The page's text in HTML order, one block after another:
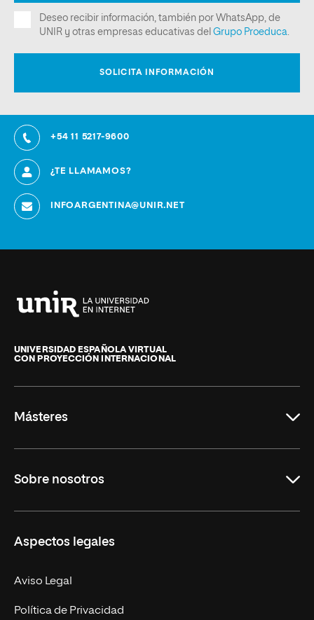
+54 11 5217-9600
¿TE LLAMAMOS?
INFOARGENTINA@UNIR.NET
de
La
UNIVERSIDAD ESPAÑOLA VIRTUAL
CON PROYECCIÓN INTERNACIONAL
Másteres
Derecho
Empresa
MBA
Marketing y Comunicación
Sobre nosotros
Nuestro Equipo
Contacto
Aspectos legales
Aviso Legal
Política de Privacidad